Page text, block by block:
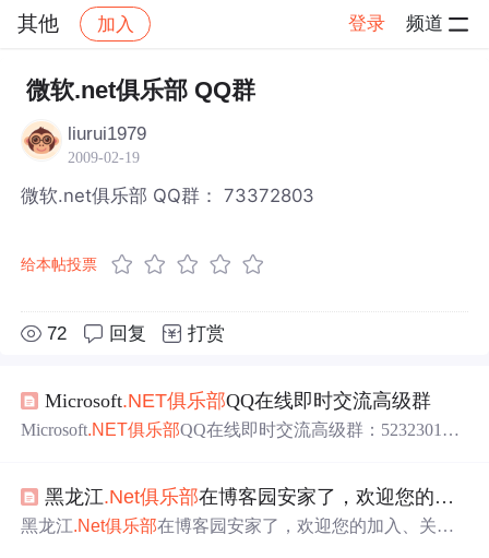
其他 加入 登录 频道
社区 其他 帖子详情
微软.net俱乐部 QQ群
liurui1979
2009-02-19
微软.net俱乐部 QQ群： 73372803
给本帖投票
72 回复 打赏
Microsoft.NET俱乐部QQ在线即时交流高级群
Microsoft.NET俱乐部QQ在线即时交流高级群：5232301
ogs.com/codeshark/archive/2008/12/02/1345909.html...
黑龙江.Net俱乐部在博客园安家了，欢迎您的加入、关注和参与我们的线下活动。...
黑龙江.Net俱乐部在博客园安家了，欢迎您的加入、关注